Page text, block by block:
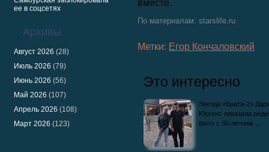
ее в соцсетях
Архивы
Август 2026 (28)
Июль 2026 (79)
Июнь 2026 (56)
Май 2026 (107)
Апрель 2026 (108)
Март 2026 (123)
вместе.
По материалам: starslife.ru
Метки: Егор Кончаловский
Это интересно
Звезда «Брата-2»
Юргенс показала
фото с 35-летним…